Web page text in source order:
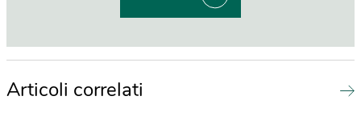
Articoli correlati